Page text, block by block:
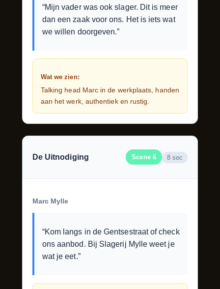
“Mijn vader was ook slager. Dit is meer
dan een zaak voor ons. Het is iets wat
we willen doorgeven.”
Wat we zien:
Talking head Marc in de werkplaats, handen
aan het werk, authentiek en rustig.
Scene 6
De Uitnodiging 8 sec
Marc Mylle
“Kom langs in de Gentsestraat of check
ons aanbod. Bij Slagerij Mylle weet je
wat je eet.”